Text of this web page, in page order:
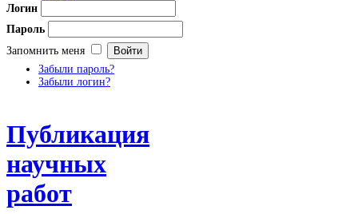
Логин
Пароль
Запомнить меня
Забыли пароль?
Забыли логин?
Публикация
научных
работ